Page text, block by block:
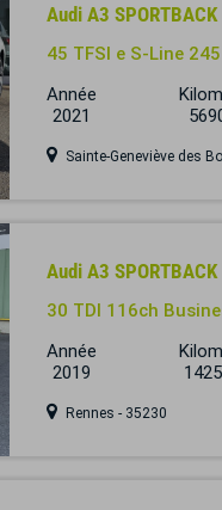
Audi A3 SPORTBACK
45 TFSI e S-Line
Année
2021
Sainte-Geneviève des
Audi A3 SPORTBACK
30 TDI 116ch
Année
2019
Rennes - 35230